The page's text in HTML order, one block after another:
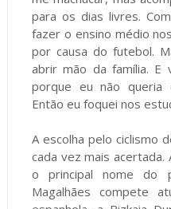
para os dias livres.
fazer o ensino médio
por causa do futebol.
abrir mão da família.
porque eu não queria
Então eu foquei nos
A escolha pelo ciclismo
cada vez mais
o principal nome do
Magalhães compete